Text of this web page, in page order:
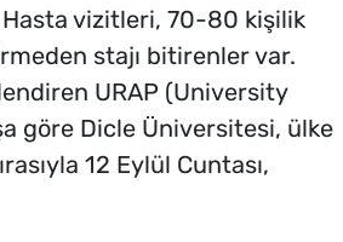
vizitleri, 70-80 kişilik
stajı bitirenler var.
URAP (University
göre Dicle Üniversitesi, ülke
12 Eylül Cuntası,